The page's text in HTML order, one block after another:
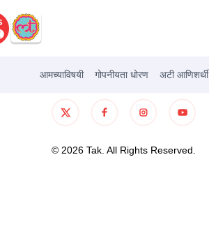
आमच्याविषयी गोपनीयता धोरण अटी आणिशर्थी
©2026 Tak. All Rights Reserved.